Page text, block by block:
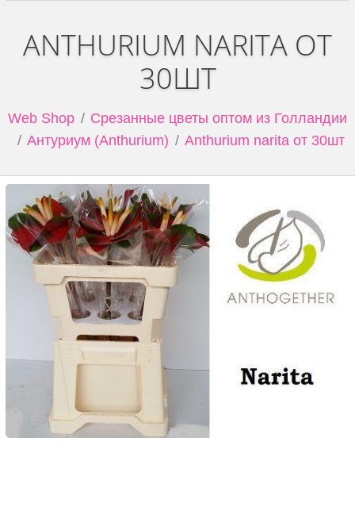
ANTHURIUM NARITA ОТ
30ШТ
Web Shop
Срезанные цветы оптом из Голландии
Антуриум (Anthurium)
Anthurium narita от 30шт